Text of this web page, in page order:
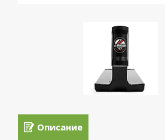
Описание